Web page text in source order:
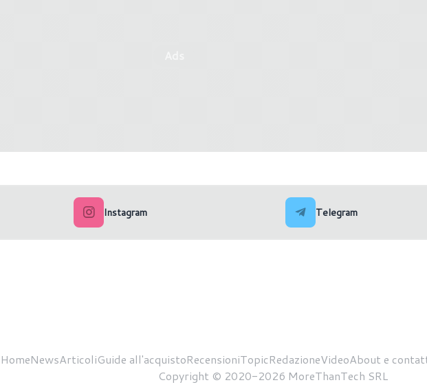
Intel cancella il nodo 20A AMD lancia il Ryzen 5
Instagram Telegram
HomeNewsArticoliGuide all'acquistoRecensioniTopicRedazioneVideoAbout e
Copyright © 2020-2026 MoreThanTech SRL